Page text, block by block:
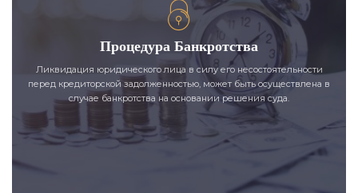
Процедура Банкротства
Ликвидация юридического лица в силу его несостоятельности
перед кредиторской задолженностью, может быть осуществлена в
случае банкротства на основании решения суда.